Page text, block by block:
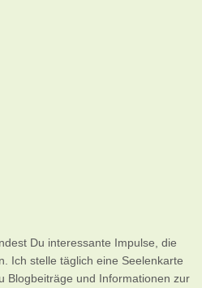
Du interessante Impulse, die
Ich stelle täglich eine Seelenkarte
Blogbeiträge und Informationen zur